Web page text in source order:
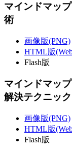
マインドマッ
術
画像版(PNG)
HTML版
Flash版
マインドマッ
解決テクニック
画像版(PNG)
HTML版
Flash版